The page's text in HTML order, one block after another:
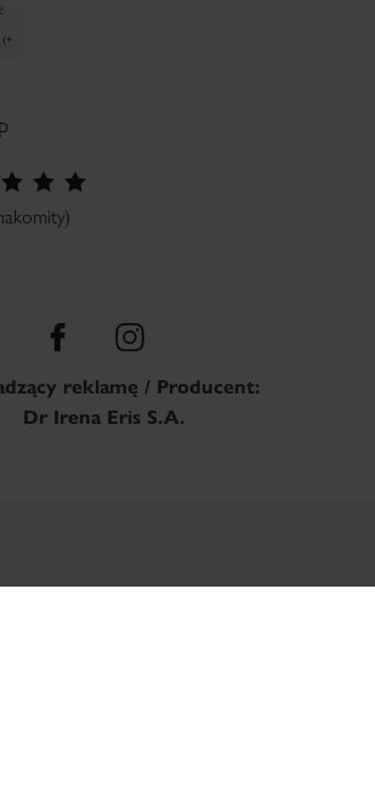
reklamę / Producent:
Dr Irena Eris S.A.